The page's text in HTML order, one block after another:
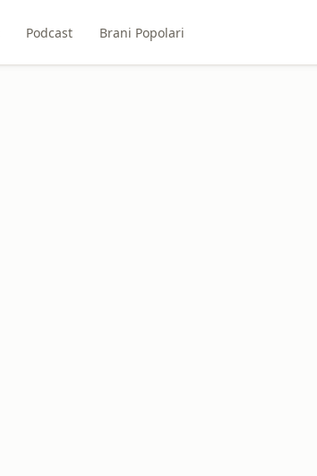
Podcast Brani Popolari